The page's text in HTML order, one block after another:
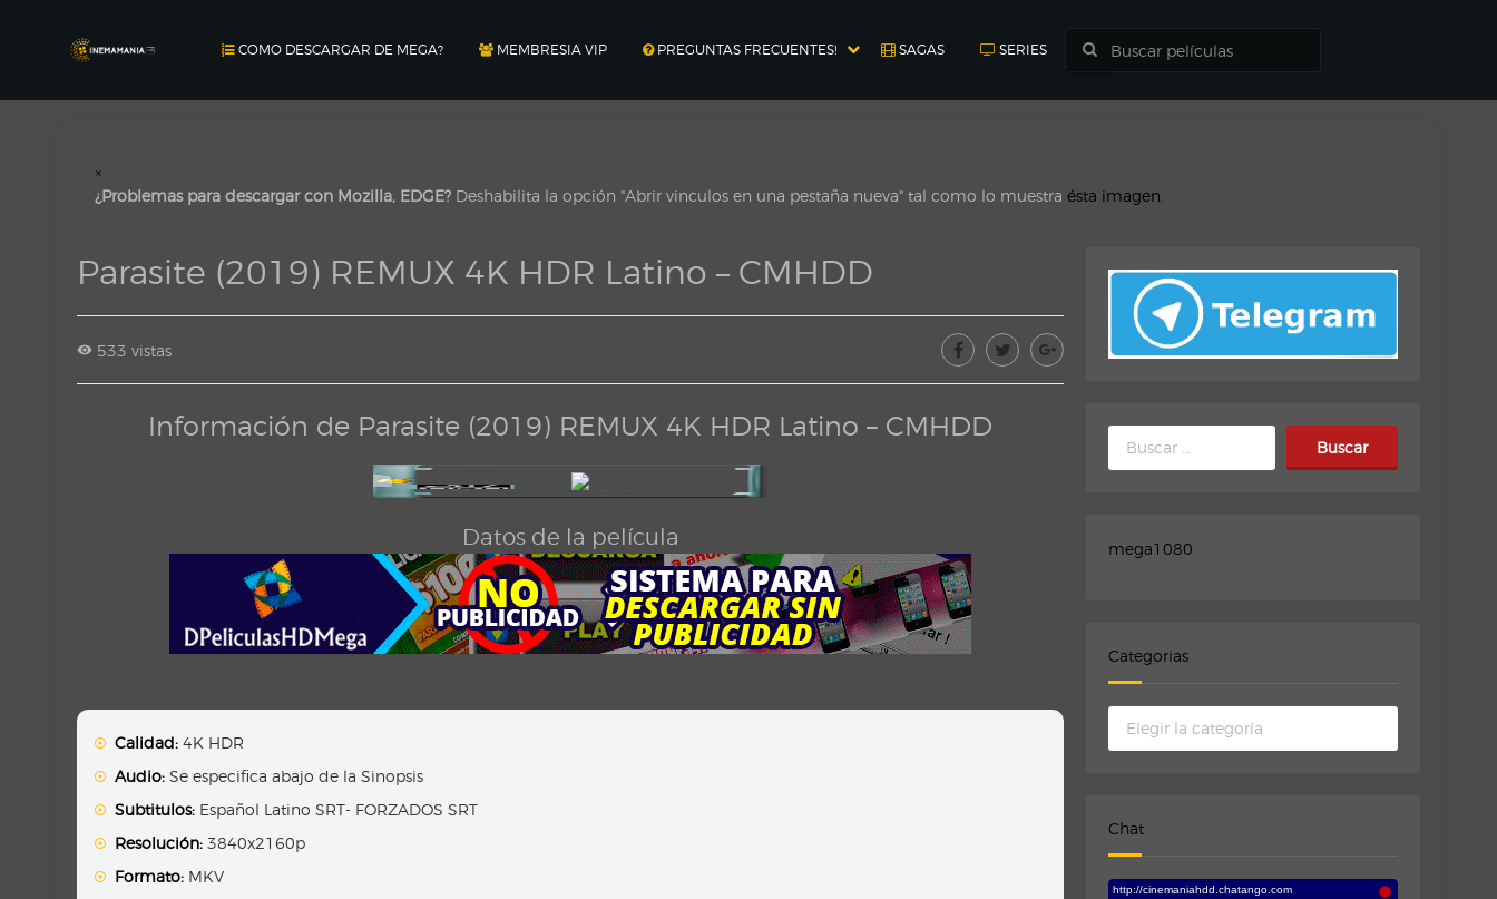
COMO DESCARGAR DE MEGA? MEMBRESIA VIP PREGUNTAS FRECUENTES! SAGAS SERIES
×
¿Problemas para descargar con Mozilla, EDGE? Deshabilita la opción "Abrir vinculos en una pestaña nueva" tal como lo muestra ésta imagen.
Parasite (2019) REMUX 4K HDR Latino – CMHDD
533 vistas
Información de Parasite (2019) REMUX 4K HDR Latino – CMHDD
Datos de la película
Calidad: 4K HDR
Audio: Se especifica abajo de la Sinopsis
Subtitulos: Español Latino SRT- FORZADOS SRT
Resolución: 3840x2160p
Formato: MKV
Buscar:
mega1080
Categorias
Categorias
Chat